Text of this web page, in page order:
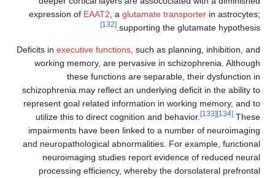
expression ofEAAT2, aglutamate transporter
supporting the
[132]
Deficits inexecutive functions, such as planning,
working memory, are pervasive in
these functions are separable, their
schizophrenia may reflect an underlying deficit
represent goal related information in working
utilize this to direct cognition and behavior.
impairments have been linked to a number of
and neuropathological abnormalities. For
neuroimaging studies report evidence of
processing efficiency, whereby the